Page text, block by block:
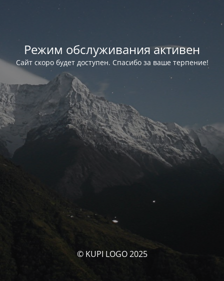
Режим обслуживания активен
Сайт скоро будет доступен. Спасибо за ваше терпение!
© KUPI LOGO 2025